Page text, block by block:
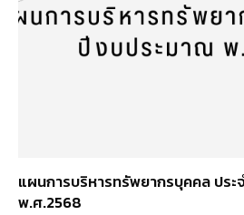
แผนการบริหารทรัพยากรบุคคล ประ
พ.ศ.2568